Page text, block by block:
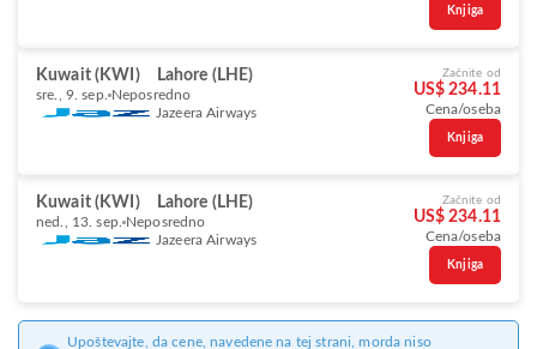
Knjiga
Kuwait (KWI) Lahore (LHE)
sre., 9. sep. Neposredno
Jazeera Airways
Začnite od
US$ 234.11
Cena/oseba
Knjiga
Kuwait (KWI) Lahore (LHE)
ned., 13. sep. Neposredno
Jazeera Airways
Začnite od
US$ 234.11
Cena/oseba
Knjiga
Upoštevajte, da cene, navedene na tej strani, morda niso